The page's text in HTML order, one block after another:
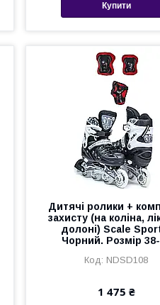
Купити
Дитячі ролики +
захисту (на коліна,
долоні) Scale
Чорний. Розмір
NDSD108
1 475 ₴